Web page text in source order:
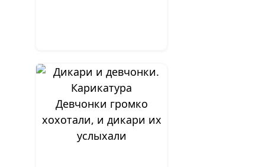
Девчонки громко
хохотали, и дикари их
услыхали